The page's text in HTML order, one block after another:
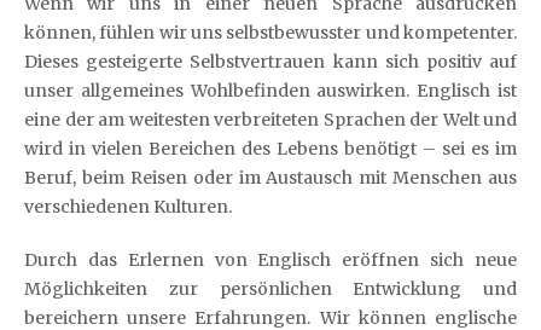
können, fühlen wir uns selbstbewusster und kompetenter.
Dieses gesteigerte Selbstvertrauen kann sich positiv auf
unser allgemeines Wohlbefinden auswirken. Englisch ist
eine der am weitesten verbreiteten Sprachen der Welt und
wird in vielen Bereichen des Lebens benötigt – sei es im
Beruf, beim Reisen oder im Austausch mit Menschen aus
verschiedenen Kulturen.
Durch das Erlernen von Englisch eröffnen sich neue
Möglichkeiten zur persönlichen Entwicklung und
bereichern unsere Erfahrungen. Wir können englische